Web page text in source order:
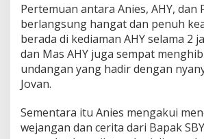
Pertemuan antara Anies, AHY, dan
berlangsung hangat dan penuh
berada di kediaman AHY selama 2
dan Mas AHY juga sempat
undangan yang hadir dengan
Jovan.
Sementara itu Anies mengakui
wejangan dan cerita dari Bapak